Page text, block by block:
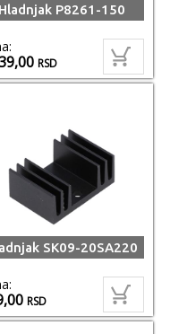
Hladnjak P8261-150
RSD
SK09-20SA220
RSD